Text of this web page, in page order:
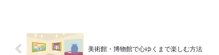
美術館・博物館で心ゆくまで楽しむ方法